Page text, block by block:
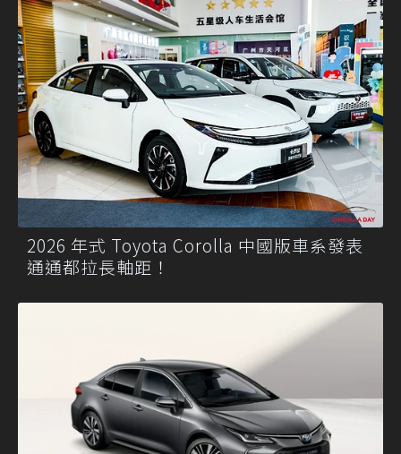
2026 年式 Toyota Corolla 中國版車系發表
通通都拉長軸距！